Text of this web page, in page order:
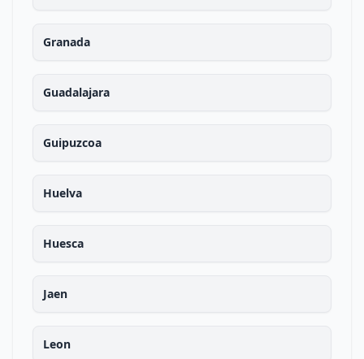
Granada
Guadalajara
Guipuzcoa
Huelva
Huesca
Jaen
Leon